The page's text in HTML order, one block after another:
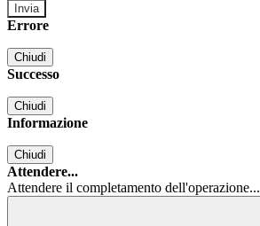
Errore
Chiudi
Successo
Chiudi
Informazione
Chiudi
Attendere...
Attendere il completamento dell'operazione...